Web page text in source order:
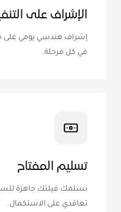
الإشراف على
إشراف هندسي يومي على
في كل مرحلة.
تسليم المفتاح
نسلمك فيلتك جاهزة
تعاقدي على الاستكمال.